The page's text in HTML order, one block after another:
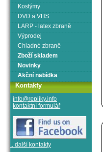
Kostýmy
DVD a VHS
LARP - latex zbraně
Výprodej
Chladné zbraně
Zboží skladem
Novinky
Akční nabídka
Kontakty
info@repliky.info
kontaktní formulář
.. další kontakty